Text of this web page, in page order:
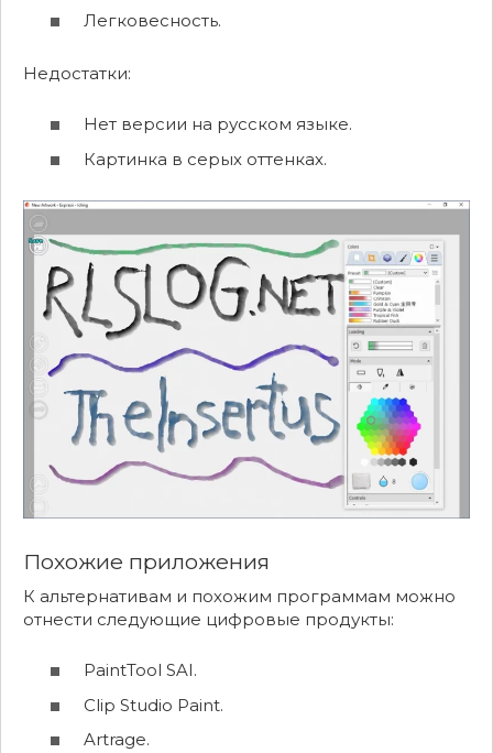
Легковесность.
Недостатки:
Нет версии на русском языке.
Картинка в серых оттенках.
Похожие приложения
К альтернативам и похожим программам можно
отнести следующие цифровые продукты:
PaintTool SAI.
Clip Studio Paint.
Artrage.